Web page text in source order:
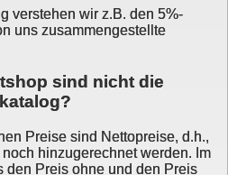
verstehen wir z.B. den 5%-
uns zusammengestellte
sind nicht die
Preise sind Nettopreise, d.h.,
hinzugerechnet werden. Im
den Preis ohne und den Preis